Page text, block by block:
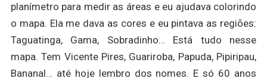
planímetro para medir as áreas e eu ajudava colorindo
o mapa. Ela me dava as cores e eu pintava as regiões:
Taguatinga, Gama, Sobradinho… Está tudo nesse
mapa. Tem Vicente Pires, Guariroba, Papuda, Pipiripau,
Bananal… até hoje lembro dos nomes. E só 60 anos